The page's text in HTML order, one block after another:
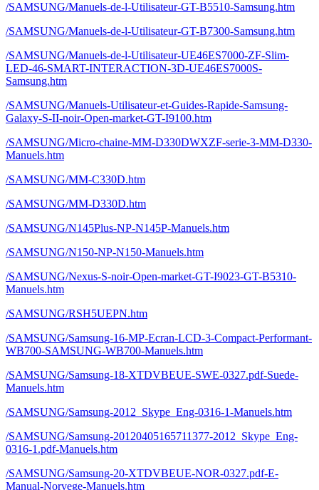
/SAMSUNG/Manuels-de-l-Utilisateur-GT-B5510-Samsung.htm
/SAMSUNG/Manuels-de-l-Utilisateur-GT-B7300-Samsung.htm
/SAMSUNG/Manuels-de-l-Utilisateur-UE46ES7000-ZF-Slim-
LED-46-SMART-INTERACTION-3D-UE46ES7000S-
Samsung.htm
/SAMSUNG/Manuels-Utilisateur-et-Guides-Rapide-Samsung-
Galaxy-S-II-noir-Open-market-GT-I9100.htm
/SAMSUNG/Micro-chaine-MM-D330DWXZF-serie-3-MM-D330-
Manuels.htm
/SAMSUNG/MM-C330D.htm
/SAMSUNG/MM-D330D.htm
/SAMSUNG/N145Plus-NP-N145P-Manuels.htm
/SAMSUNG/N150-NP-N150-Manuels.htm
/SAMSUNG/Nexus-S-noir-Open-market-GT-I9023-GT-B5310-
Manuels.htm
/SAMSUNG/RSH5UEPN.htm
/SAMSUNG/Samsung-16-MP-Ecran-LCD-3-Compact-Performant-
WB700-SAMSUNG-WB700-Manuels.htm
/SAMSUNG/Samsung-18-XTDVBEUE-SWE-0327.pdf-Suede-
Manuels.htm
/SAMSUNG/Samsung-2012_Skype_Eng-0316-1-Manuels.htm
/SAMSUNG/Samsung-20120405165711377-2012_Skype_Eng-
0316-1.pdf-Manuels.htm
/SAMSUNG/Samsung-20-XTDVBEUE-NOR-0327.pdf-E-
Manual-Norvege-Manuels.htm